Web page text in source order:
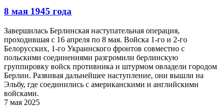
8 мая 1945 года
Завершилась Берлинская наступательная операция,
проходившая с 16 апреля по 8 мая. Войска 1-го и 2-го
Белорусских, 1-го Украинского фронтов совместно с
польскими соединениями разгромили берлинскую
группировку войск противника и штурмом овладели городом
Берлин. Развивая дальнейшее наступление, они вышли на
Эльбу, где соединились с американскими и английскими
войсками.
7 мая 2025